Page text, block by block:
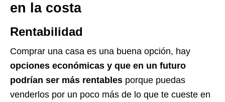
en la costa
Rentabilidad
Comprar una casa es una buena opción, hay
opciones económicas y que en un futuro
podrían ser más rentables porque puedas
venderlos por un poco más de lo que te cueste en